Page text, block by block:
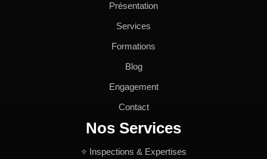
Présentation
Services
Formations
Blog
Engagement
Contact
Nos Services
⭐ Inspections & Expertises